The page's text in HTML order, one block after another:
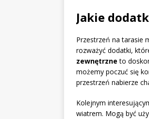
Jakie
Przestrzeń na tarasie
rozważyć dodatki,
zewnętrzne to
możemy poczuć się
przestrzeń nabierze
Kolejnym
wiatrem. Mogą być